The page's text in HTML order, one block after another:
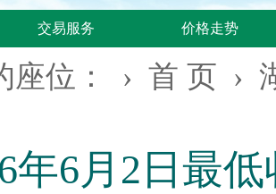
交易服务 价格走势
座位： › 首 页 ›
年6月2日最